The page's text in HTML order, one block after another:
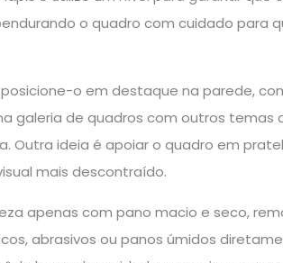
o quadro com cuidado para
posicione-o em destaque na parede,
galeria de quadros com outros temas
Outra ideia é apoiar o quadro em
mais descontraído.
apenas com pano macio e seco,
abrasivos ou panos úmidos